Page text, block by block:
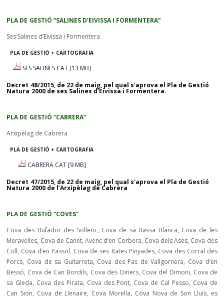
PLA DE GESTIÓ “SALINES D’EIVISSA I FORMENTERA”
Ses Salines d’Eivissa i Formentera
PLA DE GESTIÓ + CARTOGRAFIA
SES SALINES CAT [13 MB]
Decret 48/2015, de 22 de maig, pel qual s’aprova el Pla de Gestió
Natura 2000 de ses Salines d’Eivissa i Formentera.
PLA DE GESTIÓ “CABRERA”
Arxipèlag de Cabrera
PLA DE GESTIÓ + CARTOGRAFIA
CABRERA CAT [9 MB]
Decret 47/2015, de 22 de maig, pel qual s’aprova el Pla de Gestió
Natura 2000 de l’Arxipèlag de Cabrera
PLA DE GESTIÓ “COVES”
Cova des Bufador des Solleric, Cova de sa Bassa Blanca, Cova de les
Meravelles, Cova de Canet, Avenc d’en Corbera, Cova dels Ases, Cova des
Coll, Cova d’en Passol, Cova de ses Rates Pinyades, Cova des Corral des
Porcs, Cova de sa Guitarreta, Cova des Pas de Vallgornera, Cova d’en
Bessó, Cova de Can Bordils, Cova des Diners, Cova del Dimoni, Cova de
sa Gleda, Cova des Pirata, Cova des Pont, Cova de Cal Pesso, Cova de
Can Sion, Cova de Llenaire, Cova Morella, Cova Nova de Son Lluís, es